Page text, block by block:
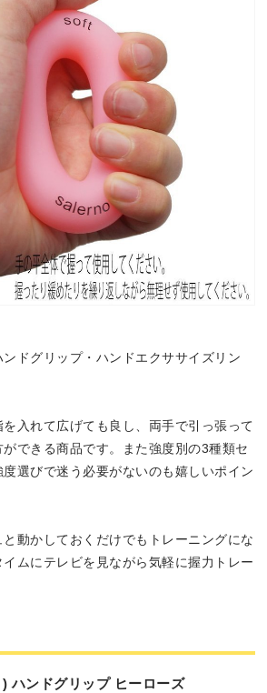
ドグリップ・ハンドエクササイズリン
入れて広げても良し、両手で引っ張って
できる商品です。また強度別の3種類セ
選びで迷う必要がないのも嬉しいポイン
動かしておくだけでもトレーニングにな
ムにテレビを見ながら気軽に握力トレー
ハンドグリップ ヒーローズ